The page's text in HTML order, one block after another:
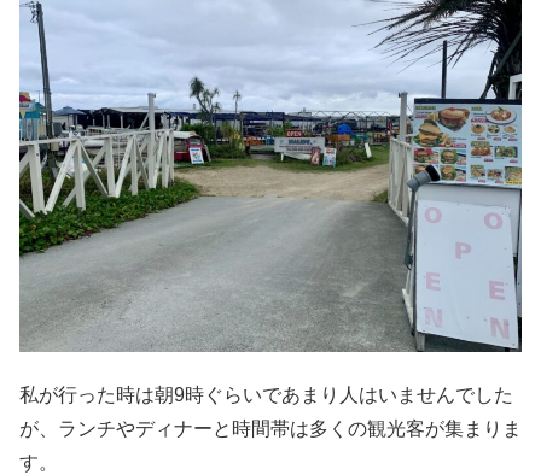
私が行った時は朝9時ぐらいであまり人はいませんでした
が、ランチやディナーと時間帯は多くの観光客が集まりま
す。